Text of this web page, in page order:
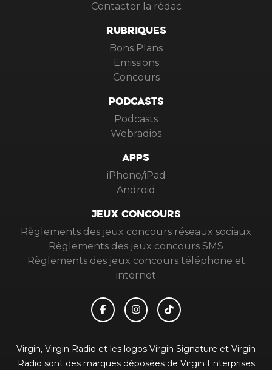
Contacter la rédac
RUBRIQUES
Bons Plans
Emissions
Concours
PODCASTS
Podcasts
Webradios
APPS
iPhone/iPad
Android
JEUX CONCOURS
Règlements des jeux concours réseaux sociaux
Règlements des jeux concours SMS
Règlements des jeux concours téléphone et
internet
Virgin, Virgin Radio et les logos Virgin Signature et Virgin
Radio sont des marques déposées de Virgin Enterprises